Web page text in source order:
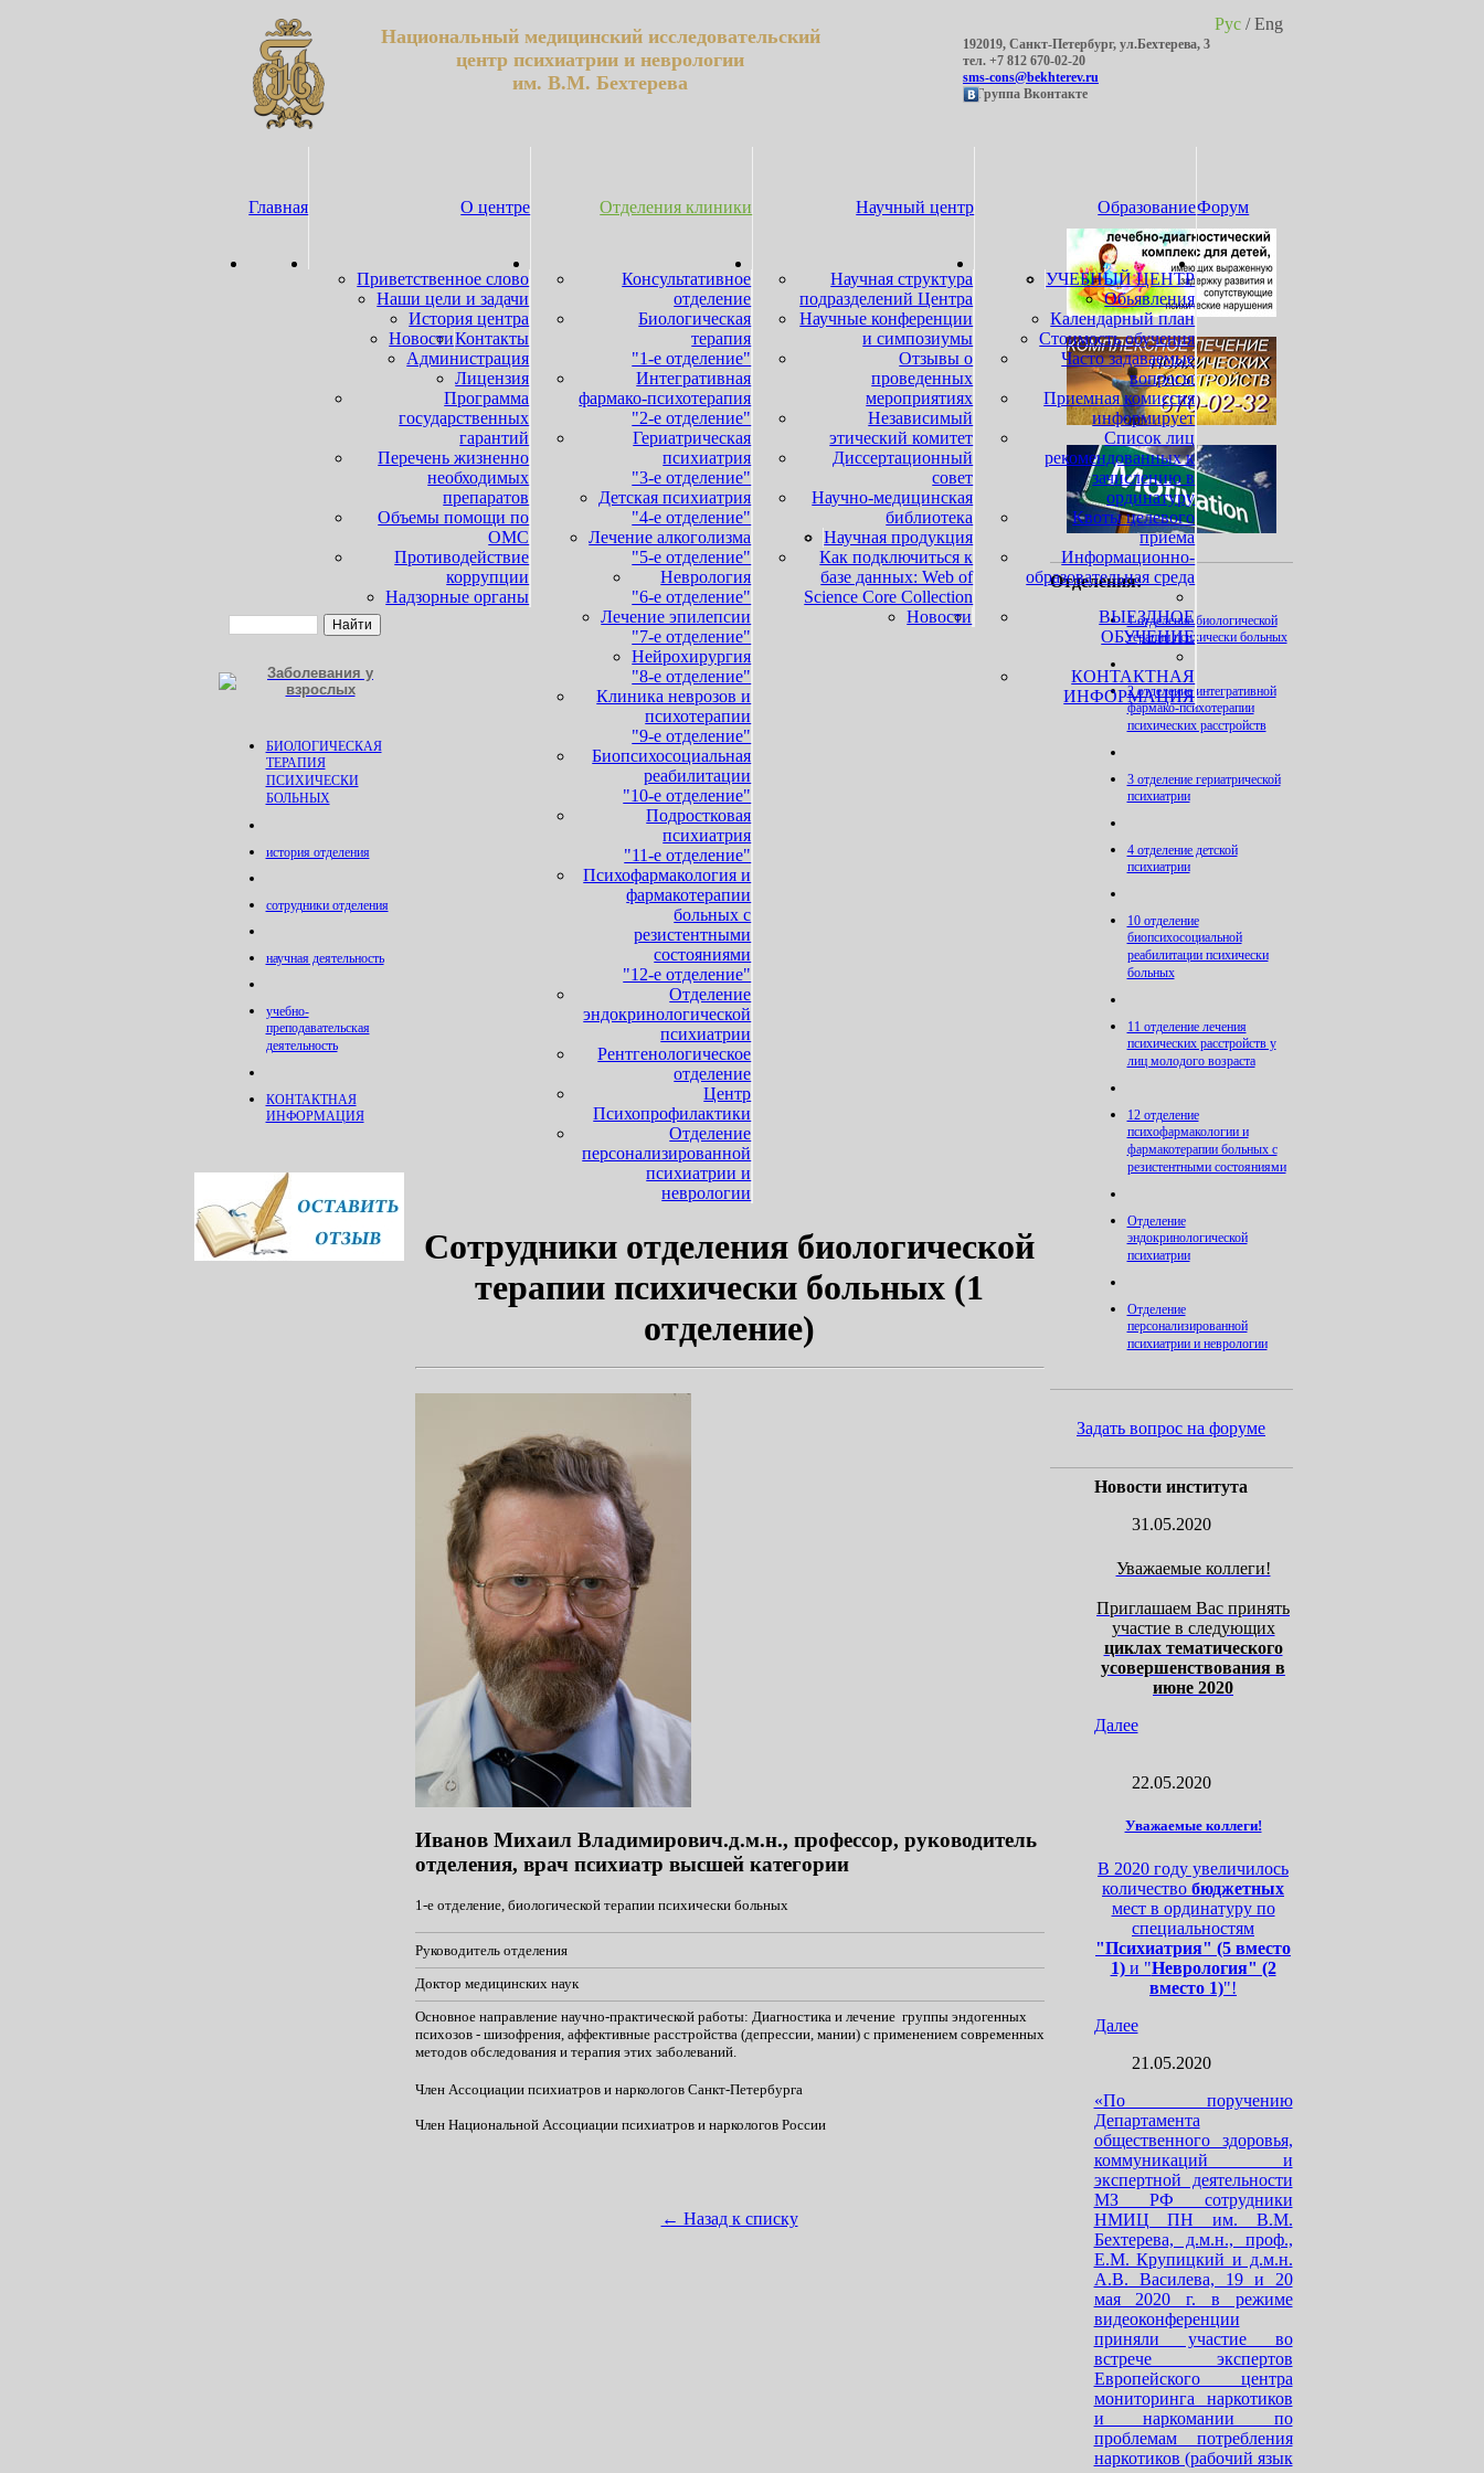
Национальный медицинский исследовательский
центр психиатрии и неврологии
им. В.М. Бехтерева
Рус / Eng
192019, Санкт-Петербург, ул.Бехтерева, 3
тел. +7 812 670-02-20
sms-cons@bekhterev.ru
....Группа Вконтакте
Форум
Образование
УЧЕБНЫЙ ЦЕНТР
Обьявления
Календарный план
Стоимость обучения
Часто задаваемые
вопросы
Приемная комиссия
информирует
Список лиц
рекомендованных к
зачислению в
ординатуру
Квоты целевого
приема
Информационно-
образовательная среда
ВЫЕЗДНОЕ
ОБУЧЕНИЕ
КОНТАКТНАЯ
ИНФОРМАЦИЯ
Научный центр
Научная структура
подразделений Центра
Научные конференции
и симпозиумы
Отзывы о
проведенных
мероприятиях
Независимый
этический комитет
Диссертационный
совет
Научно-медицинская
библиотека
Научная продукция
Как подключиться к
базе данных: Web of
Science Core Collection
Новости
Отделения клиники
Консультативное
отделение
Биологическая
терапия
"1-е отделение"
Интегративная
фармако-психотерапия
"2-е отделение"
Гериатрическая
психиатрия
"3-е отделение"
Детская психиатрия
"4-е отделение"
Лечение алкоголизма
"5-е отделение"
Неврология
"6-е отделение"
Лечение эпилепсии
"7-е отделение"
Нейрохирургия
"8-е отделение"
Клиника неврозов и
психотерапии
"9-е отделение"
Биопсихосоциальная
реабилитации
"10-е отделение"
Подростковая
психиатрия
"11-е отделение"
Психофармакология и
фармакотерапии
больных с
резистентными
состояниями
"12-е отделение"
Отделение
эндокринологической
психиатрии
Рентгенологическое
отделение
Центр
Психопрофилактики
Отделение
персонализированной
психиатрии и
неврологии
О центре
Приветственное слово
Наши цели и задачи
История центра
Контакты
Новости
Администрация
Лицензия
Программа
государственных
гарантий
Перечень жизненно
необходимых
препаратов
Объемы помощи по
ОМС
Противодействие
коррупции
Надзорные органы
Главная
Заболевания у
взрослых
БИОЛОГИЧЕСКАЯ
ТЕРАПИЯ
ПСИХИЧЕСКИ
БОЛЬНЫХ
история отделения
сотрудники отделения
научная деятельность
учебно-
преподавательская
деятельность
КОНТАКТНАЯ
ИНФОРМАЦИЯ
Сотрудники отделения биологической
терапии психически больных (1
отделение)
Иванов Михаил Владимирович.д.м.н., профессор, руководитель
отделения, врач психиатр высшей категории
1-е отделение, биологической терапии психически больных
Руководитель отделения
Доктор медицинских наук
Основное направление научно-практической работы: Диагностика и лечение группы эндогенных
психозов - шизофрения, аффективные расстройства (депрессии, мании) с применением современных
методов обследования и терапия этих заболеваний.
Член Ассоциации психиатров и наркологов Санкт-Петербурга
Член Национальной Ассоциации психиатров и наркологов России
← Назад к списку
Отделения:
1 отделение биологической
терапии психически больных
2 отделение интегративной
фармако-психотерапии
психических расстройств
3 отделение гериатрической
психиатрии
4 отделение детской
психиатрии
10 отделение
биопсихосоциальной
реабилитации психически
больных
11 отделение лечения
психических расстройств у
лиц молодого возраста
12 отделение
психофармакологии и
фармакотерапии больных с
резистентными состояниями
Отделение
эндокринологической
психиатрии
Отделение
персонализированной
психиатрии и неврологии
Задать вопрос на форуме
Новости института
31.05.2020
Уважаемые коллеги!
Приглашаем Вас принять
участие в следующих
циклах тематического
усовершенствования в
июне 2020
Далее
22.05.2020
Уважаемые коллеги!
В 2020 году увеличилось
количество бюджетных
мест в ординатуру по
специальностям
"Психиатрия" (5 вместо
1)и "Неврология" (2
вместо 1)"!
Далее
21.05.2020
«По поручению
Департамента
общественного здоровья,
коммуникаций и
экспертной деятельности
МЗ РФ сотрудники
НМИЦ ПН им. В.М.
Бехтерева, д.м.н., проф.,
Е.М. Крупицкий и д.м.н.
А.В. Василева, 19 и 20
мая 2020 г. в режиме
видеоконференции
приняли участие во
встрече экспертов
Европейского центра
мониторинга наркотиков
и наркомании по
проблемам потребления
наркотиков (рабочий язык